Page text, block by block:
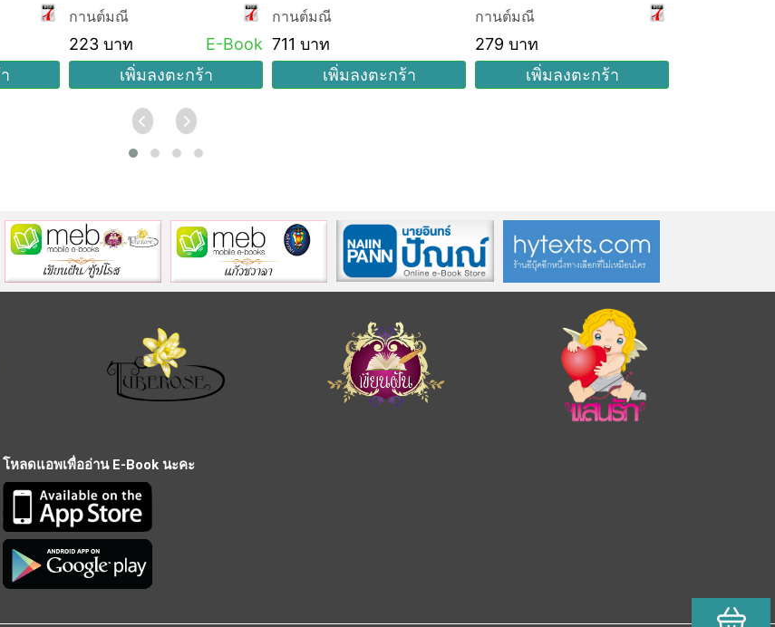
ชุด อยากรัก ลำดับที่ 1)
กานต์มณี
223 บาท
E-Book
เพิ่มลงตะกร้า
กานต์มณี
711 บาท
เพิ่มลงตะกร้า
กานต์มณี
279 บาท
เพิ่มลงตะกร้า
โหลดแอพเพื่ออ่าน E-Book นะคะ